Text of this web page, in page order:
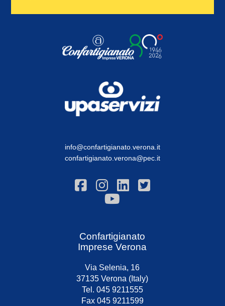
info@confartigianato.verona.it
confartigianato.verona@pec.it
Confartigianato
Imprese Verona
Via Selenia, 16
37135 Verona (Italy)
Tel. 045 9211555
Fax 045 9211599